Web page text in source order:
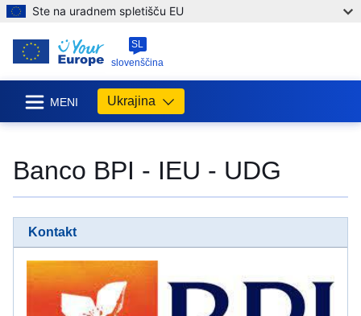
Ste na uradnem spletišču EU
SL
slovenščina
MENI Ukrajina
Banco BPI - IEU - UDG
Kontakt